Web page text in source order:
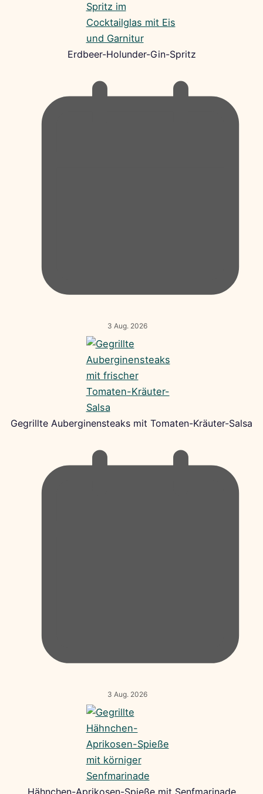
Erdbeer-Holunder-Gin-Spritz
3 Aug. 2026
Gegrillte Auberginensteaks mit Tomaten-Kräuter-Salsa
3 Aug. 2026
Hähnchen-Aprikosen-Spieße mit Senfmarinade